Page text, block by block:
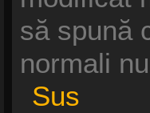
să spună
normali
Sus